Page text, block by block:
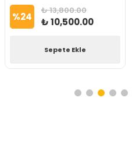
%24 ₺ 13,800.00
₺ 10,500.00
Sepete Ekle